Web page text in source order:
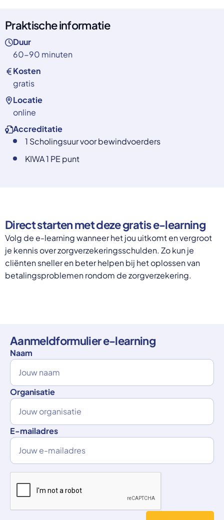
Praktische informatie
Duur
60-90 minuten
Kosten
gratis
Locatie
online
Accreditatie
1 Scholingsuur voor bewindvoerders
KIWA 1 PE punt
Direct starten met deze gratis e-learning
Volg de e-learning wanneer het jou uitkomt en vergroot
je kennis over zorgverzekeringsschulden. Zo kun je
cliënten sneller en beter helpen bij het oplossen van
betalingsproblemen rondom de zorgverzekering.
Aanmeldformulier e-learning
Naam
Organisatie
E-mailadres